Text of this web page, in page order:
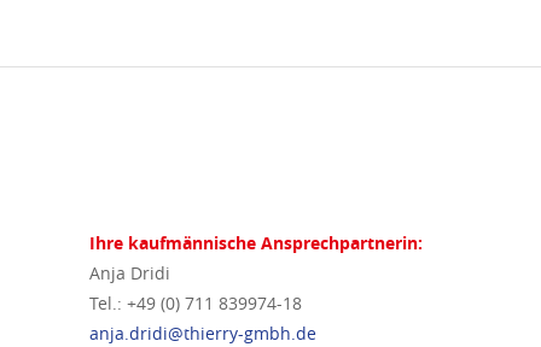
Ihre kaufmännische Ansprechpartnerin:
Anja Dridi
Tel.: +49 (0) 711 839974-18
anja.dridi@thierry-gmbh.de